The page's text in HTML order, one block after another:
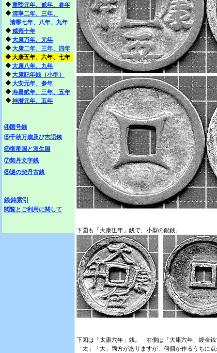
下図も「大康伍年」銭で、小型の銀銭。
下図は「太康六年」銭。 右側は「大康六年」鍍金銭
「太」「大」両方がありますが、何個か作るうちに
◆重煕元年、貳年、参年
◆清寧二年、三年、
清寧七年、八年、九年
◆ 咸雍十年
◆大康万年、元年
◆大康二年、三年、四年
◆大康五年、六年、七年
◆大康八年、九年
◆大康記年銭（小型）
◆大安元年、参年
◆寿昌貳年、三年、五年
◆神暦元年、五年
④国号銭
⑤千秋万歳及び吉語銭
⑥衛星国と派生国
⑦契丹文字銭
⑧謎の契丹古銭
銭銘索引
閲覧とご利用に関して